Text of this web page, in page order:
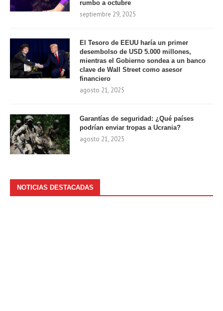
rumbo a octubre
septiembre 29, 2025
El Tesoro de EEUU haría un primer
desembolso de USD 5.000 millones,
mientras el Gobierno sondea a un banco
clave de Wall Street como asesor
financiero
agosto 21, 2025
Garantías de seguridad: ¿Qué países
podrían enviar tropas a Ucrania?
agosto 21, 2025
NOTICIAS DESTACADAS